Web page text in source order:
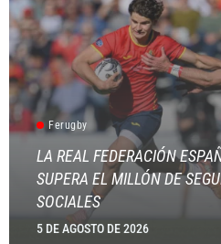
Ferugby
LA REAL FEDERACIÓN
SUPERA EL MILLÓN DE
SOCIALES
5 DE AGOSTO DE 2026